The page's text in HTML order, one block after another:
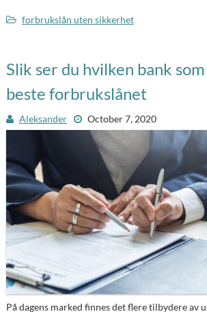
forbrukslån uten sikkerhet
Slik ser du hvilken bank
beste forbrukslånet
Aleksander October 7, 2020
På dagens marked finnes det flere tilbydere av